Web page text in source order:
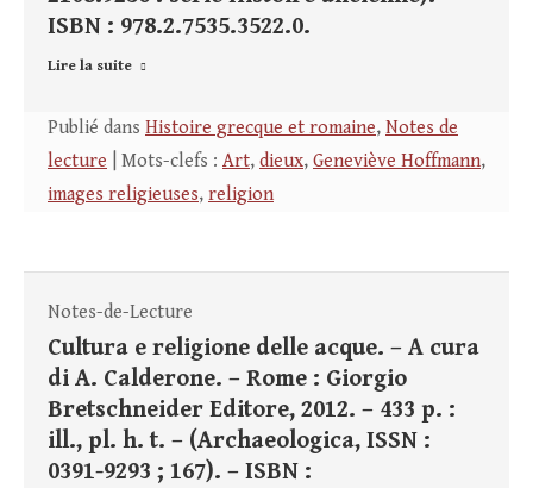
ISBN : 978.2.7535.3522.0.
Lire la suite
Publié dans Histoire grecque et romaine, Notes de
lecture | Mots-clefs : Art, dieux, Geneviève Hoffmann,
images religieuses, religion
Notes-de-Lecture
Cultura e religione delle acque. – A cura
di A. Calderone. – Rome : Giorgio
Bretschneider Editore, 2012. – 433 p. :
ill., pl. h. t. – (Archaeologica, ISSN :
0391-9293 ; 167). – ISBN :